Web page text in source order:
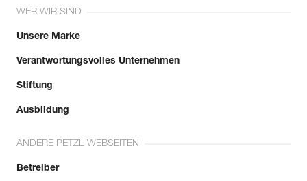
WER WIR SIND
Unsere Marke
Verantwortungsvolles Unternehmen
Stiftung
Ausbildung
ANDERE PETZL WEBSEITEN
Betreiber